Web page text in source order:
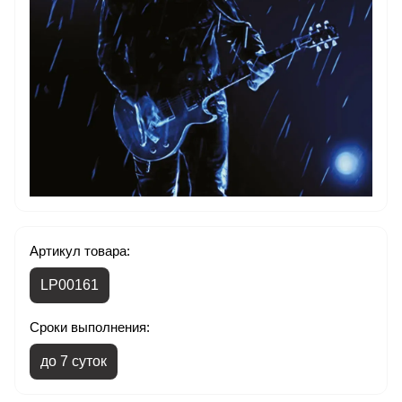
Артикул товара:
LP00161
Сроки выполнения:
до 7 суток